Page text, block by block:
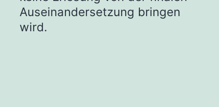
Auseinandersetzung bringen
wird.